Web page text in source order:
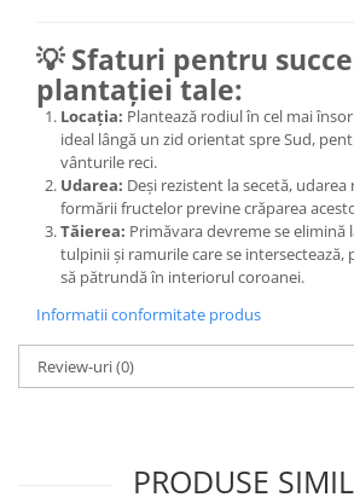
💡 Sfaturi pentru
plantației tale:
Locația: Plantează rodiul în cel mai
ideal lângă un zid orientat spre Sud,
vânturile reci.
Udarea: Deși rezistent la secetă,
formării fructelor previne crăparea
Tăierea: Primăvara devreme se elimină
tulpinii și ramurile care se intersectează,
să pătrundă în interiorul coroanei.
Informatii conformitate produs
Review-uri(0)
PRODUSE